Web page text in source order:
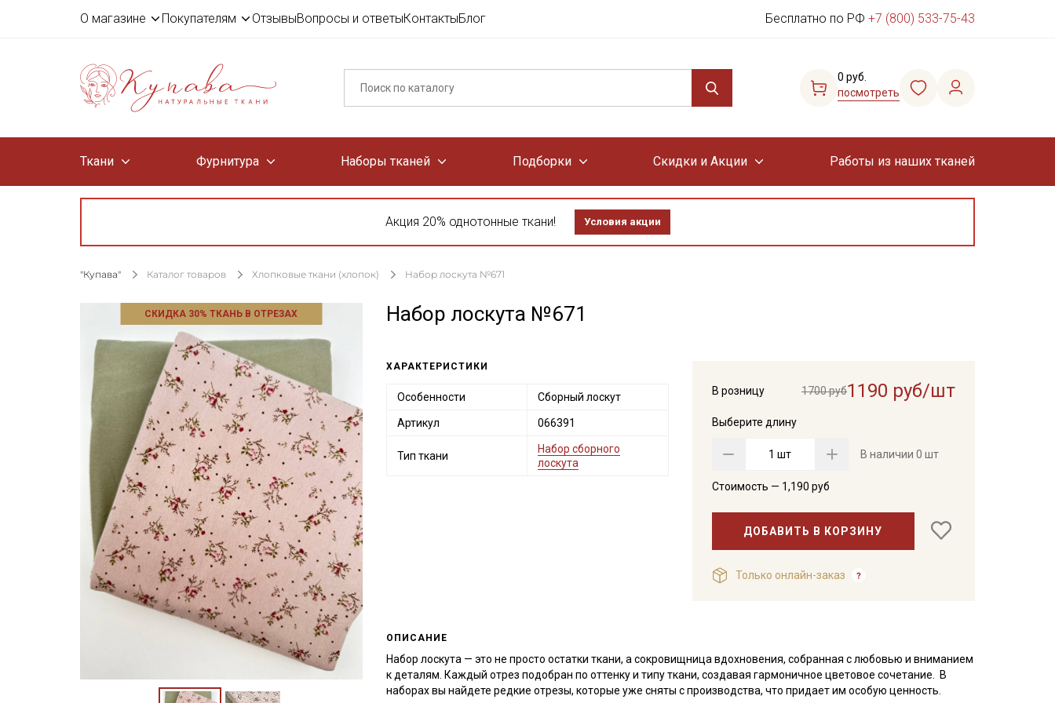
О магазине Покупателям ОтзывыВопросы и ответыКонтактыБлог Бесплатно по РФ +7 (800) 533-75-43
0 руб.
посмотреть
Ткани Фурнитура Наборы тканей Подборки Скидки и Акции Работы из наших тканей
Акция 20% однотонные ткани! Условия акции
"Купава" Каталог товаров Хлопковые ткани (хлопок) Набор лоскута №671
СКИДКА 30% ТКАНЬ В ОТРЕЗАХ Набор лоскута №671
В розницу 1700 руб1190 руб/шт
Выберите длину
шт В наличии 0 шт
Стоимость — 1,190 руб
ДОБАВИТЬ В КОРЗИНУ
Только онлайн-заказ
ХАРАКТЕРИСТИКИ
Особенности Сборный лоскут
Артикул 066391
Тип ткани
Набор сборного
лоскута
ОПИСАНИЕ
Набор лоскута — это не просто остатки ткани, а сокровищница вдохновения, собранная с любовью и вниманием
к деталям. Каждый отрез подобран по оттенку и типу ткани, создавая гармоничное цветовое сочетание. В
наборах вы найдете редкие отрезы, которые уже сняты с производства, что придает им особую ценность.